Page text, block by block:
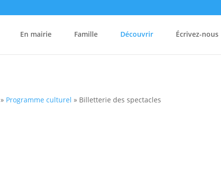
En mairie Famille Découvrir Écrivez-nous
» Programme culturel » Billetterie des spectacles